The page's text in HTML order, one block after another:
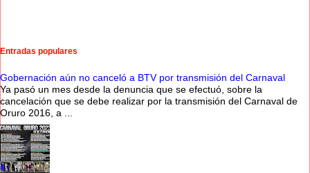
Entradas populares
Gobernación aún no canceló a BTV por transmisión del Carnaval
Ya pasó un mes desde la denuncia que se efectuó, sobre la
cancelación que se debe realizar por la transmisión del Carnaval de
Oruro 2016, a ...